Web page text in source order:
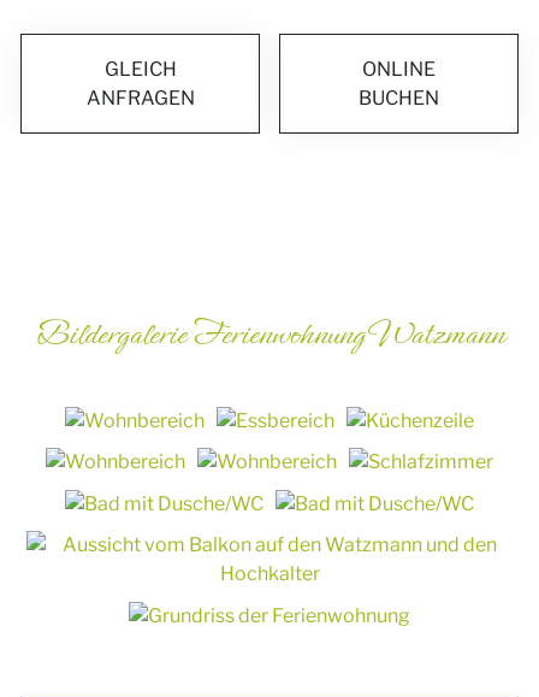
GLEICH
ANFRAGEN
ONLINE
BUCHEN
Bildergalerie Ferienwohnung Watzmann